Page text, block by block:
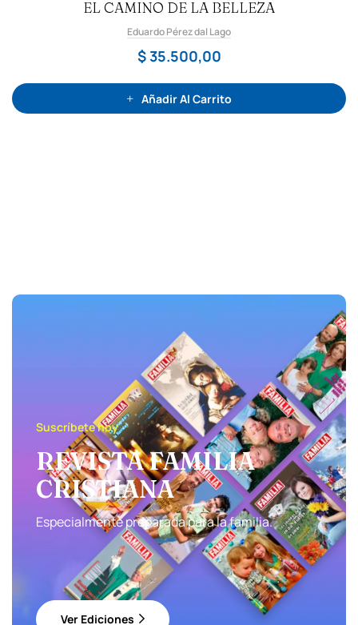
a
l
r
a
d
o
n
0
d
EL CAMINO DE LA BELLEZA
Eduardo Pérez dal Lago
$35.500,00
Añadir Al Carrito
Suscríbete hoy
REVISTA FAMILIA
CRISTIANA
Especialmente preparada para la familia.
Ver Ediciones